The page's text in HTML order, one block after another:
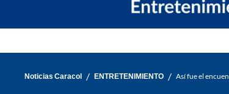
Noticias Caracol / ENTRETENIMIENTO / Así fue el